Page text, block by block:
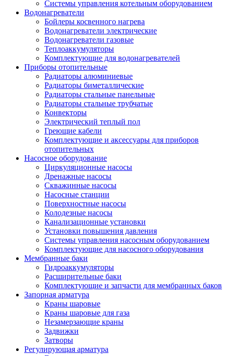
Системы управления котельным оборудованием
Водонагреватели
Бойлеры косвенного нагрева
Водонагреватели электрические
Водонагреватели газовые
Теплоаккумуляторы
Комплектующие для водонагревателей
Приборы отопительные
Радиаторы алюминиевые
Радиаторы биметаллические
Радиаторы стальные панельные
Радиаторы стальные трубчатые
Конвекторы
Электрический теплый пол
Греющие кабели
Комплектующие и аксессуары для приборов
отопительных
Насосное оборудование
Циркуляционные насосы
Дренажные насосы
Скважинные насосы
Насосные станции
Поверхностные насосы
Колодезные насосы
Канализационные установки
Установки повышения давления
Системы управления насосным оборудованием
Комплектующие для насосного оборудования
Мембранные баки
Гидроаккумуляторы
Расширительные баки
Комплектующие и запчасти для мембранных баков
Запорная арматура
Краны шаровые
Краны шаровые для газа
Незамерзающие краны
Задвижки
Затворы
Регулирующая арматура